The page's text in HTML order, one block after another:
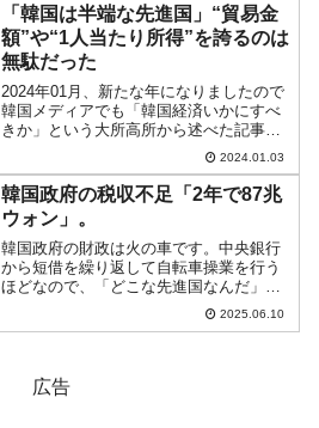
す。以下をご覧ください。2023年「通
期」実績総売上：25...
「韓国は半端な先進国」“貿易金
額”や“1人当たり所得”を誇るのは
無駄だった
2024年01月、新たな年になりましたので
韓国メディアでも「韓国経済いかにすべ
きか」という大所高所から述べた記事が
出ています。いかにすべきかも何も、そ
もそも無理なのです。韓国の夏はすでに
終わりました。生産年齢人口がピークを
超えて急減している...
2024.01.03
韓国政府の税収不足「2年で87兆
ウォン」。
韓国政府の財政は火の車です。中央銀行
から短借を繰り返して自転車操業を行う
ほどなので、「どこな先進国なんだ」と
いうのが本当のところです。先にご紹介
したとおり、『韓国銀行』の李昌鏞
2025.06.10
広告